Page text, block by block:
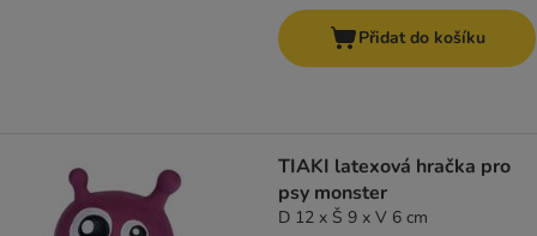
Přidat do košíku
TIAKI latexová hračka pro
psy monster
D 12 x Š 9 x V 6 cm